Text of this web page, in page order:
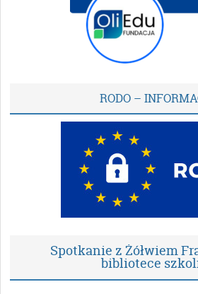
RODO –
Spotkanie z Żółwiem
bibliotece